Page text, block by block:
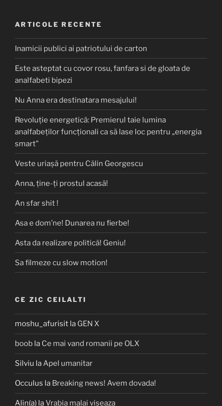
ARTICOLE RECENTE
Inamicii publici ai patriotului de carton
Este asteptat cu covor rosu, fanfara si de gloata de
analfabeti bipezi
Nu Anna era destinatara mesajului!
Revoluție energetică: Premierul taie lumina
analfabeților funcționali ca să lase loc pentru „energia
smart”
Veste uriașă pentru Călin Georgescu
Anna, ţine-ţi prostul acasă!
An sfar shit !
Asa e dom’ne! Dunarea nu fierbe!
Asta da realizare politică! Geniu!
Sa filmeze cu slow motion!
CE ZIC CEILALTI
moshu_afurisit la GEN X
boob la Ce mai vand romanii pe OLX
Silviu laApel umanitar
Occulus la Breaking news! Avem dovada!
Alin(a) laVrabia malai viseaza